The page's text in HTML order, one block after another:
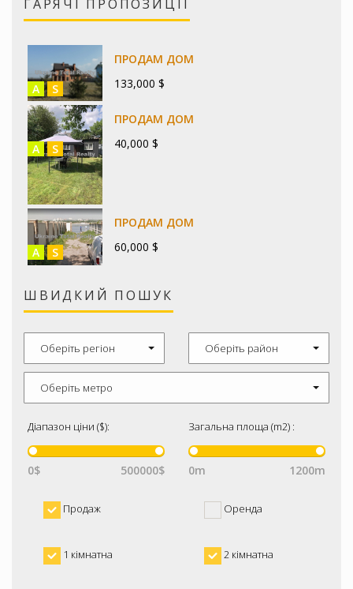
ГАРЯЧІ ПРОПОЗИЦІЇ
A S
ПРОДАМ ДОМ
133,000 $
A S
ПРОДАМ ДОМ
40,000 $
A S
ПРОДАМ ДОМ
60,000 $
ШВИДКИЙ ПОШУК
Оберіть регіон Оберіть район
Оберіть метро
Діапазон ціни ($):
0$ 500000$
Загальна площа (m2) :
0m 1200m
Продаж Оренда
1 кімнатна 2 кімнатна